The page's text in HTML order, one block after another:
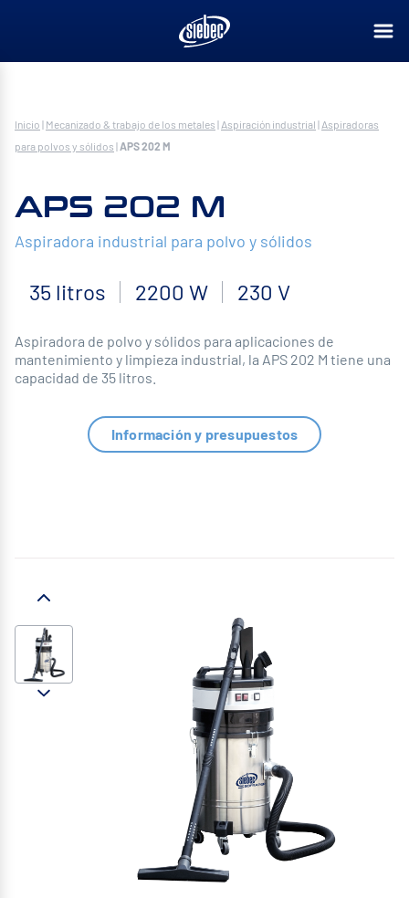
Inicio | Mecanizado & trabajo de los metales | Aspiración industrial | Aspiradoras
para polvos y sólidos |APS 202 M
APS 202 M
Aspiradora industrial para polvo y sólidos
35 litros 2200 W 230 V
Aspiradora de polvo y sólidos para aplicaciones de
mantenimiento y limpieza industrial, la APS 202 M tiene una
capacidad de 35 litros.
Información y presupuestos